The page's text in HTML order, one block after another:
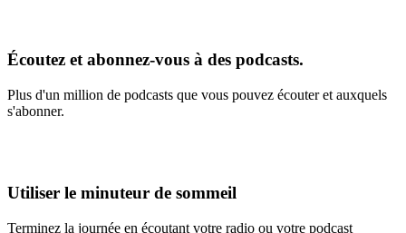
Écoutez et abonnez-vous à des podcasts.
Plus d'un million de podcasts que vous pouvez écouter et auxquels
s'abonner.
Utiliser le minuteur de sommeil
Terminez la journée en écoutant votre radio ou votre podcast